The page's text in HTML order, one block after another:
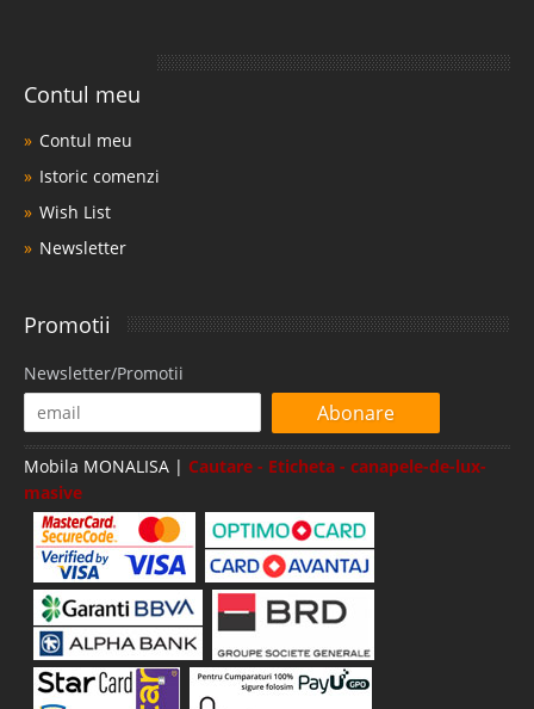
Contul meu
Contul meu
Istoric comenzi
Wish List
Newsletter
Promotii
Newsletter/Promotii
Abonare
Mobila MONALISA | Cautare - Eticheta - canapele-de-lux-
masive